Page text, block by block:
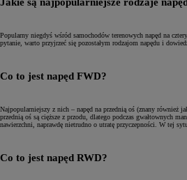
Popularny niegdyś wśród samochodów terenowych napęd na
pytanie, warto przyjrzeć się pozostałym rodzajom napędu i
Co to jest napęd FWD?
Najpopularniejszy z nich – napęd na przednią oś (znany również
przednią oś są cięższe z przodu, dlatego podczas gwałtownych
nawierzchni, naprawdę nietrudno o utratę przyczepności. W tej
Co to jest napęd RWD?